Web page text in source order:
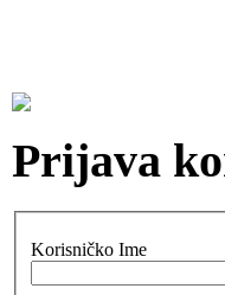
Prijava
Korisničko Ime